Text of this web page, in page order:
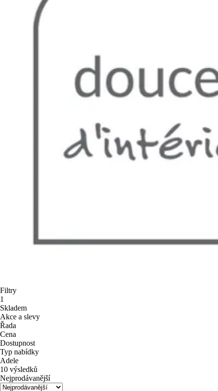
Filtry
1
Skladem
Akce a slevy
Řada
Cena
Dostupnost
Typ nabídky
Adele
10 výsledků
Nejprodávanější